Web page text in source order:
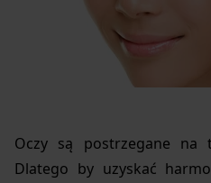
Oczy są postrzegane na
Dlatego by uzyskać